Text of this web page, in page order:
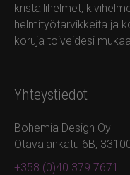
kristallihelmet,
helmityötarvikkeita ja
koruja toiveidesi
Yhteystiedot
Bohemia Design Oy
Otavalankatu 6B,
+358 (0)40 379 7671